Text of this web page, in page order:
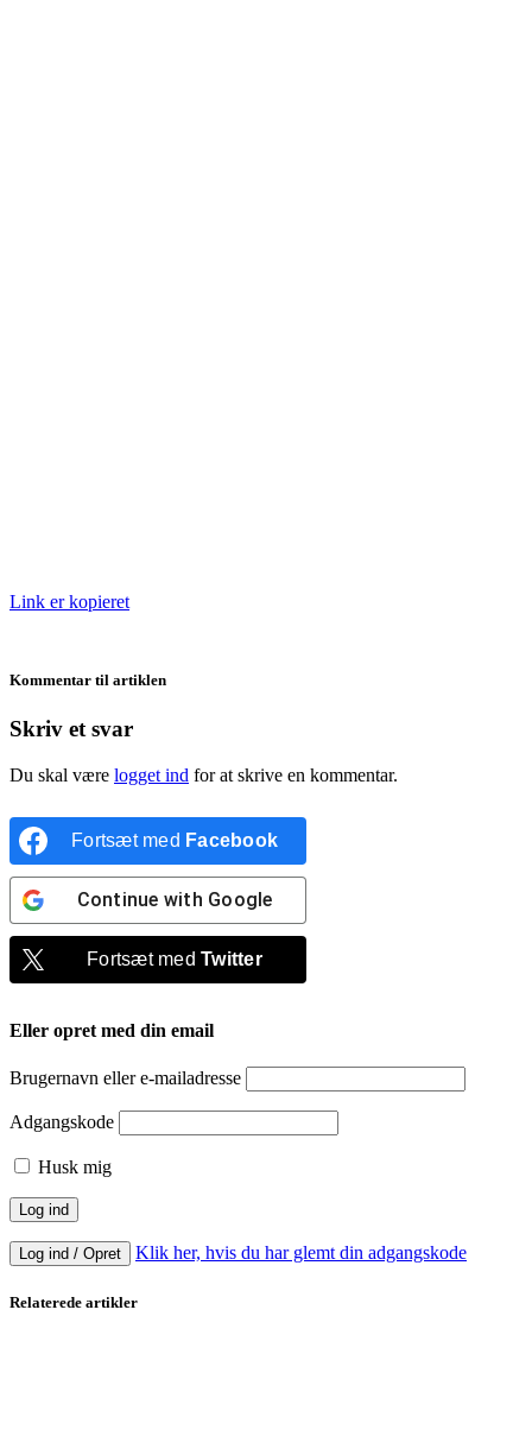
Link er kopieret
Kommentar til artiklen
Skriv et svar
Du skal være logget ind for at skrive en kommentar.
Fortsæt med Facebook
Continue with Google
Fortsæt medTwitter
Eller opret med din email
Brugernavn eller e-mailadresse
Adgangskode
Husk mig
Log ind / Opret Klik her, hvis du har glemt din adgangskode
Relaterede artikler